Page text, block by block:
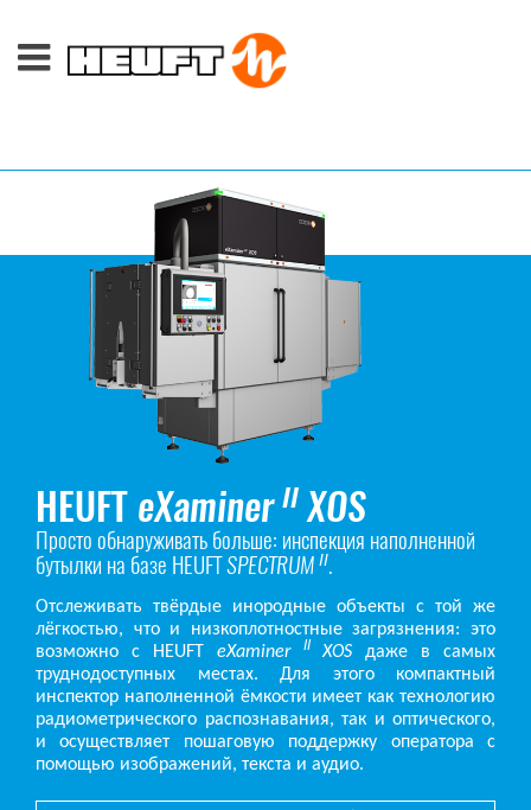
HEUFT eXaminer II XOS
Просто обнаруживать больше: инспекция наполненной
бутылки на базе HEUFTSPECTRUM II.
Отслеживать твёрдые инородные объекты с той же
лёгкостью, что и низкоплотностные загрязнения: это
возможно с HEUFTeXaminerII XOSдаже в самых
труднодоступных местах. Для этого компактный
инспектор наполненной ёмкости имеет как технологию
радиометрического распознавания, так и оптического,
и осуществляет пошаговую поддержку оператора с
помощью изображений, текста и аудио.